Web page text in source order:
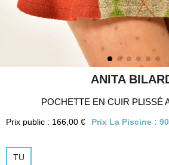
ANITA
POCHETTE EN CUIR PLISSÉ
Prix public : 166,00 € Prix La Piscine :
TU